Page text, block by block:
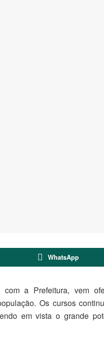
WhatsApp
a Prefeitura, vem
Os cursos
em vista o grande